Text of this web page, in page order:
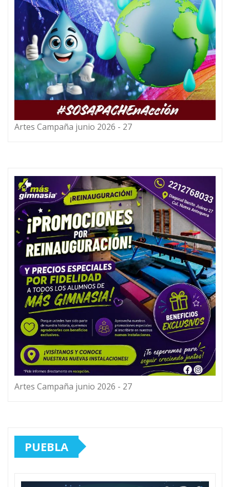
Artes Campaña junio 2026 - 27
Artes Campaña junio 2026 - 27
PUEBLA